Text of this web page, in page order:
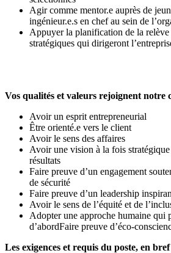
Agir comme mentor.e auprès de
ingénieur.e.s en chef au sein de
Appuyer la planification de la relève
stratégiques qui dirigeront
Vos qualités et valeurs rejoignent notre
Avoir un esprit entrepreneurial
Être orienté.e vers le client
Avoir le sens des affaires
Avoir une vision à la fois
résultats
Faire preuve d’un engagement
de sécurité
Faire preuve d’un leadership
Avoir le sens de l’équité et de
Adopter une approche humaine qui
d’abordFaire preuve d’éco-
Les exigences et requis du poste, en bref